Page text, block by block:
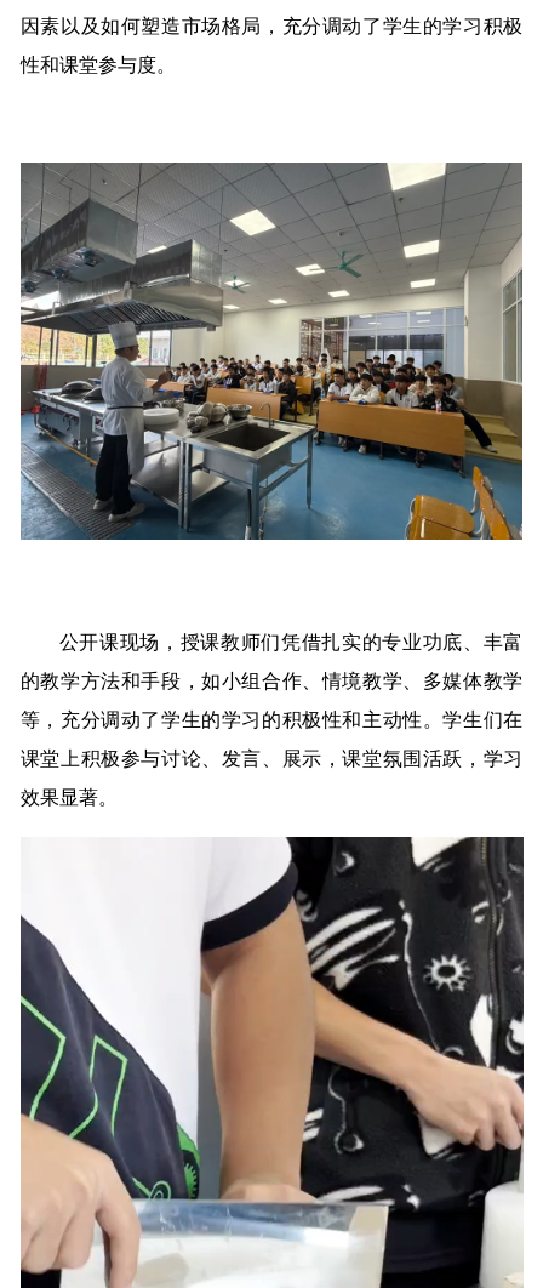
因素以及如何塑造市场格局，充分调动了学生的学习积极
性和课堂参与度。
公开课现场，授课教师们凭借扎实的专业功底、丰富
的教学方法和手段，如小组合作、情境教学、多媒体教学
等，充分调动了学生的学习的积极性和主动性。学生们在
课堂上积极参与讨论、发言、展示，课堂氛围活跃，学习
效果显著。